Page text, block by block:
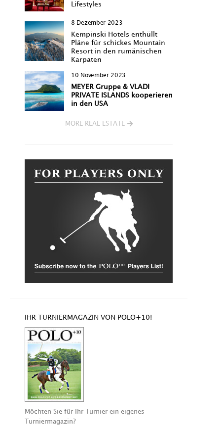
Lifestyles
8 Dezember 2023
Kempinski Hotels enthüllt
Pläne für schickes Mountain
Resort in den rumänischen
Karpaten
10 November 2023
MEYER Gruppe & VLADI
PRIVATE ISLANDS kooperieren
in den USA
MORE REAL ESTATE
IHR TURNIERMAGAZIN VON POLO+10!
Möchten Sie für Ihr Turnier ein eigenes
Turniermagazin?